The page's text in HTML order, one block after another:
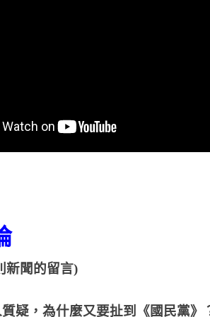
新聞的留言)
疑，為什麼又要扯到《國民黨》